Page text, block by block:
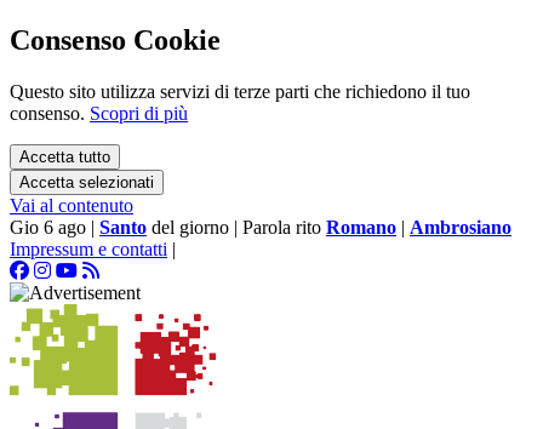
Consenso Cookie
Questo sito utilizza servizi di terze parti che richiedono il tuo
consenso. Scopri di più
Accetta tutto
Accetta selezionati
Vai al contenuto
Gio 6 ago | Santo del giorno | Parola rito Romano | Ambrosiano
Impressum e contatti |